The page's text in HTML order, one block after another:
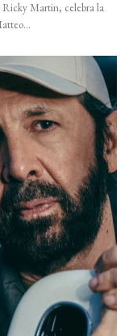
Ricky Martin, celebra la